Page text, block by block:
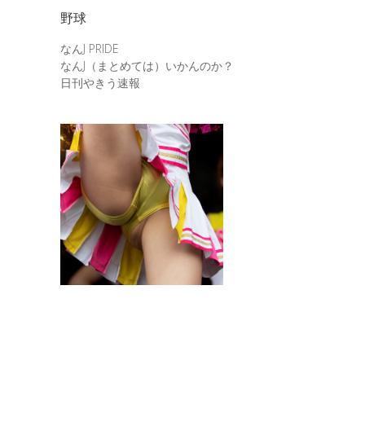
野球
なんJ PRIDE
なんJ（まとめては）いかんのか？
日刊やきう速報